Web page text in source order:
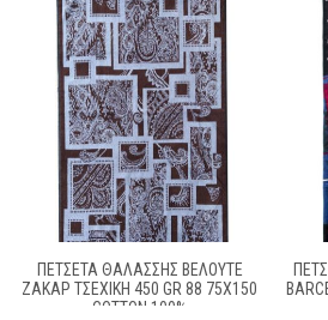
ΠΕΤΣΕΤΑ ΘΑΛΑΣΣΗΣ ΒΕΛΟΥΤΕ
ΖΑΚΆΡ ΤΣΈΧΙΚΗ 450 GR 88 75X150
COTTON 100%